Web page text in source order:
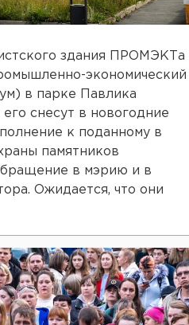
здания ПРОМЭКТа
экономический
в парке Павлика
снесут в новогодние
к поданному в
памятников
в мэрию и в
Ожидается, что они